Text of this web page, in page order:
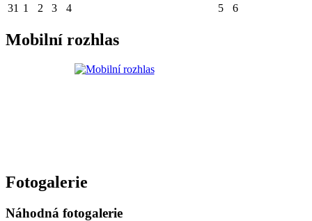
31 1 2 3 4 5 6
Mobilní rozhlas
Fotogalerie
Náhodná fotogalerie